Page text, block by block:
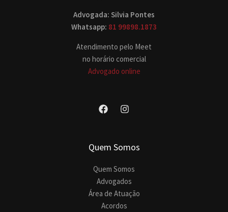
Advogada: Silvia Pontes
Whatsapp: 81 99898.1873
Atendimento pelo Meet
no horário comercial
Advogado online
Quem Somos
Quem Somos
Advogados
Área de Atuação
Acordos